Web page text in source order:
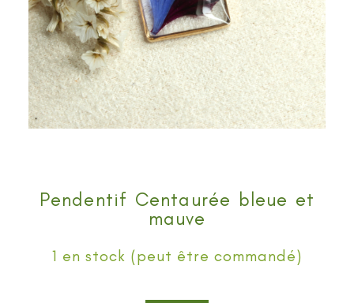
Pendentif Centaurée bleue et
mauve
1 en stock (peut être commandé)